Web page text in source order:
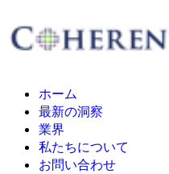
ホーム
最新の洞察
業界
私たちについて
お問い合わせ